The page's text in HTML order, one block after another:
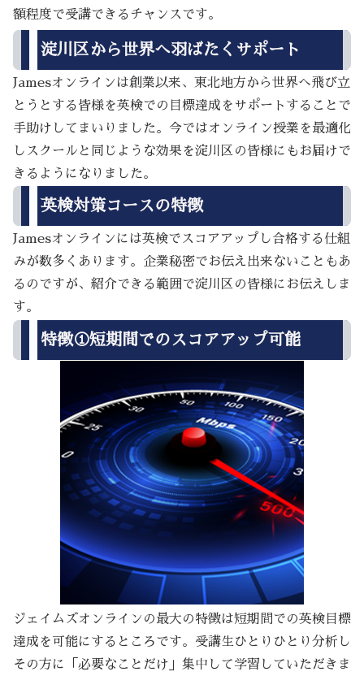
額程度で受講できるチャンスです。
淀川区から世界へ羽ばたくサポート
Jamesオンラインは創業以来、東北地方から世界へ飛び立
とうとする皆様を英検での目標達成をサポートすることで
手助けしてまいりました。今ではオンライン授業を最適化
しスクールと同じような効果を淀川区の皆様にもお届けで
きるようになりました。
英検対策コースの特徴
Jamesオンラインには英検でスコアアップし合格する仕組
みが数多くあります。企業秘密でお伝え出来ないこともあ
るのですが、紹介できる範囲で淀川区の皆様にお伝えしま
す。
特徴①短期間でのスコアアップ可能
ジェイムズオンラインの最大の特徴は短期間での英検目標
達成を可能にするところです。受講生ひとりひとり分析し
その方に「必要なことだけ」集中して学習していただきま